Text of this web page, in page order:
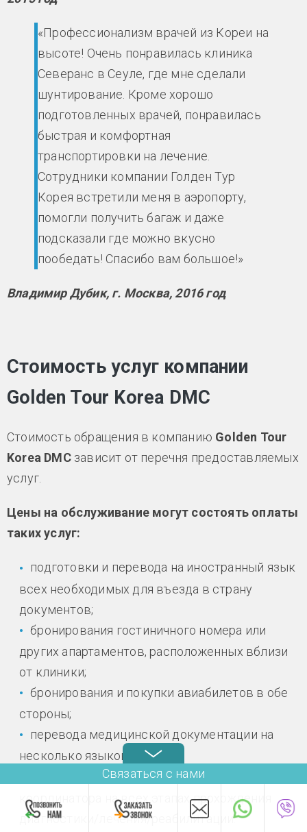
«Профессионализм врачей из Кореи на
высоте! Очень понравилась клиника
Северанс в Сеуле, где мне сделали
шунтирование. Кроме хорошо
подготовленных врачей, понравилась
быстрая и комфортная
транспортировки на лечение.
Сотрудники компании Голден Тур
Корея встретили меня в аэропорту,
помогли получить багаж и даже
подсказали где можно вкусно
пообедать! Спасибо вам большое!»
Владимир Дубик, г. Москва, 2016 год
Стоимость услуг компании
Golden Tour Korea DMC
Стоимость обращения в компанию Golden Tour
Korea DMCзависит от перечня предоставляемых
услуг.
Цены на обслуживание могут состоять оплаты
таких услуг:
подготовки и перевода на иностранный язык
всех необходимых для въезда в страну
документов;
бронирования гостиничного номера или
других апартаментов, расположенных вблизи
от клиники;
бронирования и покупки авиабилетов в обе
стороны;
перевода медицинской документации на
несколько языков;
сопровождения русскоговорящего
координатора на всех этапах прохождения
диагностики/лечения/реабилитации.
Связаться с нами